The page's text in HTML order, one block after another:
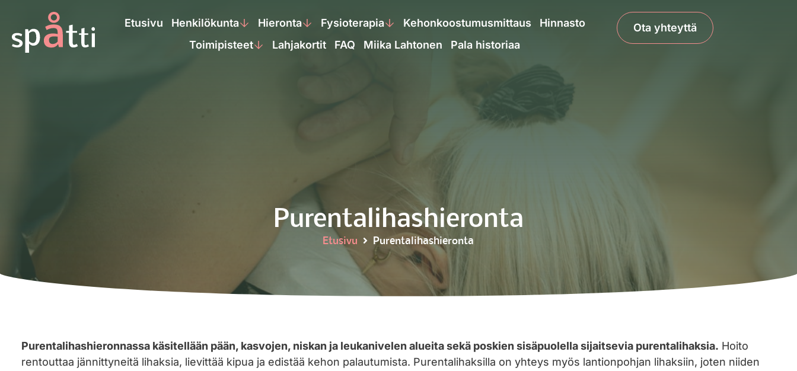
Etusivu Henkilökunta Hieronta Fysioterapia Kehonkoostumusmittaus
Hinnasto
Toimipisteet
Lahjakortit FAQ Miika Lahtonen Pala historiaa
Ota yhteyttä
Purentalihashieronta
Etusivu Purentalihashieronta
Purentalihashieronnassa käsitellään pään, kasvojen, niskan ja leukanivelen alueita sekä poskien sisäpuolella sijaitsevia purentalihaksia. Hoito
rentouttaa jännittyneitä lihaksia, lievittää kipua ja edistää kehon palautumista. Purentalihaksilla on yhteys myös lantionpohjan lihaksiin, joten niiden